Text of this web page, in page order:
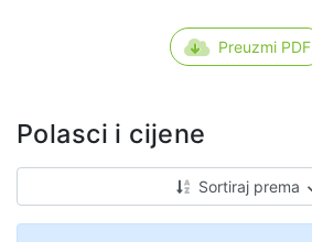
Preuzmi PDF
Polasci i cijene
Sortiraj prema